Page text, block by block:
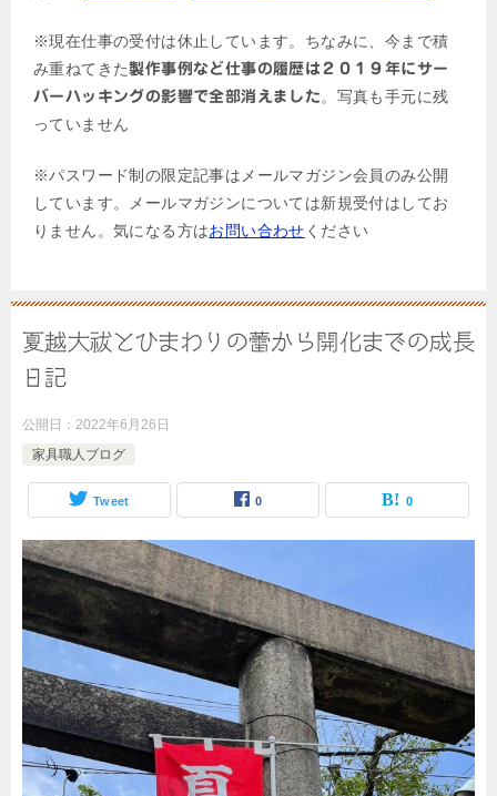
※現在仕事の受付は休止しています。ちなみに、今まで積
み重ねてきた製作事例など仕事の履歴は２０１９年にサー
バーハッキングの影響で全部消えました 。写真も手元に残
っていません
※パスワード制の限定記事はメールマガジン会員のみ公開
しています。メールマガジンについては新規受付はしてお
りません。気になる方はお問い合わせ ください
夏越大祓とひまわりの蕾から開化までの成長
日記
公開日： 2022年6月26日
家具職人ブログ
Tweet 0 0